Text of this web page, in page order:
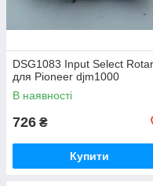
DSG1083 Input Select
для Pioneer djm1000
В наявності
726 ₴
Купити